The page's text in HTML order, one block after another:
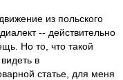
из польского
-- действительно
Но то, что такой
в
статье, для меня